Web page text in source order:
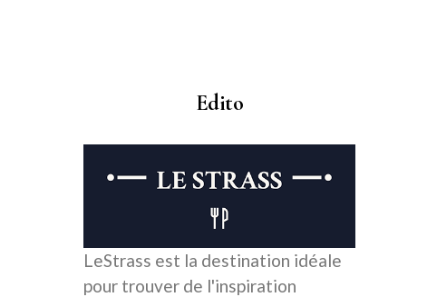
Edito
LeStrass est la destination idéale
pour trouver de l'inspiration